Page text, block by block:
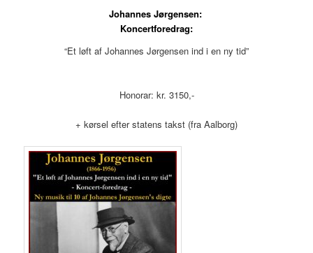
Johannes Jørgensen:
Koncertforedrag:
“Et løft af Johannes Jørgensen ind i en ny tid”
Honorar: kr. 3150,-
+ kørsel efter statens takst (fra Aalborg)